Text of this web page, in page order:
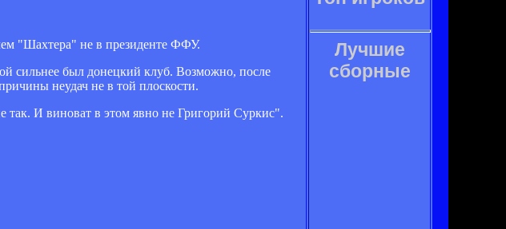
"Шахтера" не в президенте ФФУ.
сильнее был донецкий клуб. Возможно, после
неудач не в той плоскости.
так. И виноват в этом явно не Григорий Суркис".
Лучшие
сборные